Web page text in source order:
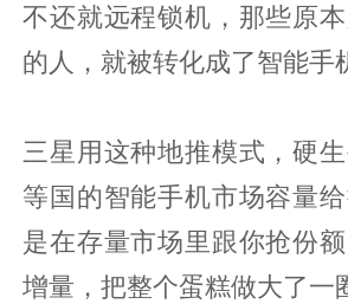
不还就远程锁机，那些原
的人，就被转化成了智能手
三星用这种地推模式，硬
等国的智能手机市场容量
是在存量市场里跟你抢份
增量，把整个蛋糕做大了一